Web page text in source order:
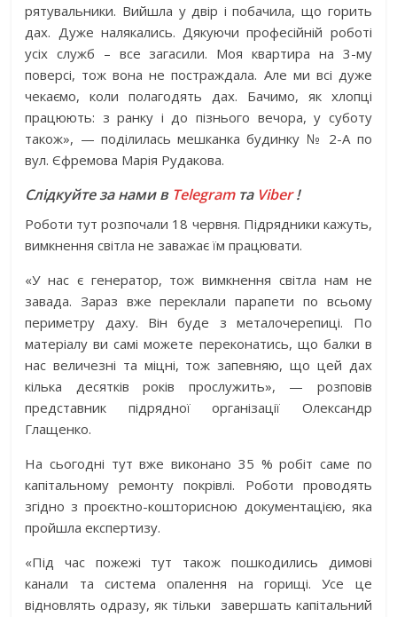
рятувальники. Вийшла у двір і побачила, що горить
дах. Дуже налякались. Дякуючи професійній роботі
усіх служб – все загасили. Моя квартира на 3-му
поверсі, тож вона не постраждала. Але ми всі дуже
чекаємо, коли полагодять дах. Бачимо, як хлопці
працюють: з ранку і до пізнього вечора, у суботу
також», — поділилась мешканка будинку № 2-А по
вул. Єфремова Марія Рудакова.
Слідкуйте за нами в Telegramта Viber!
Роботи тут розпочали 18 червня. Підрядники кажуть,
вимкнення світла не заважає їм працювати.
«У нас є генератор, тож вимкнення світла нам не
завада. Зараз вже переклали парапети по всьому
периметру даху. Він буде з металочерепиці. По
матеріалу ви самі можете переконатись, що балки в
нас величезні та міцні, тож запевняю, що цей дах
кілька десятків років прослужить», — розповів
представник підрядної організації Олександр
Глащенко.
На сьогодні тут вже виконано 35 % робіт саме по
капітальному ремонту покрівлі. Роботи проводять
згідно з проєктно-кошторисною документацією, яка
пройшла експертизу.
«Під час пожежі тут також пошкодились димові
канали та система опалення на горищі. Усе це
відновлять одразу, як тільки завершать капітальний